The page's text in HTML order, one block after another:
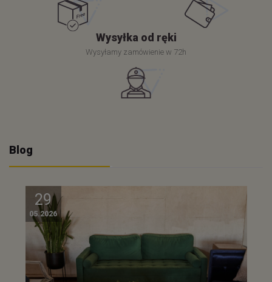
Wysyłka od ręki
Wysyłamy zamówienie w 72h
Blog
29
05.2026